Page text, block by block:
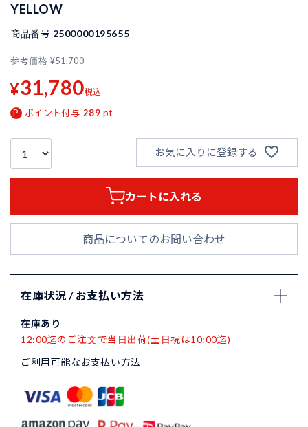
YELLOW
商品番号 2500000195655
参考価格 ¥51,700
¥31,780税込
ポイント付与 289 pt
お気に入りに登録する
カートに入れる
商品についてのお問い合わせ
在庫状況 / お支払い方法
在庫あり
12:00迄のご注文で当日出荷(土日祝は10:00迄)
ご利用可能なお支払い方法